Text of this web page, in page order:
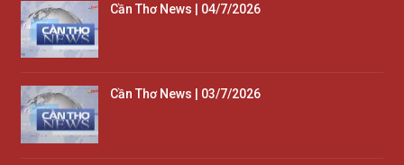
Cần Thơ News | 04/7/2026
Cần Thơ News | 03/7/2026